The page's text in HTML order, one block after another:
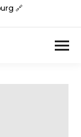
🔗